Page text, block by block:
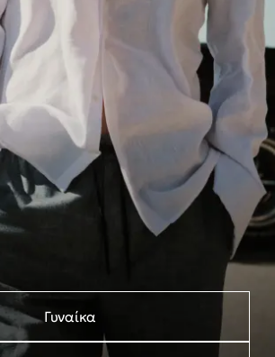
Γυναίκα